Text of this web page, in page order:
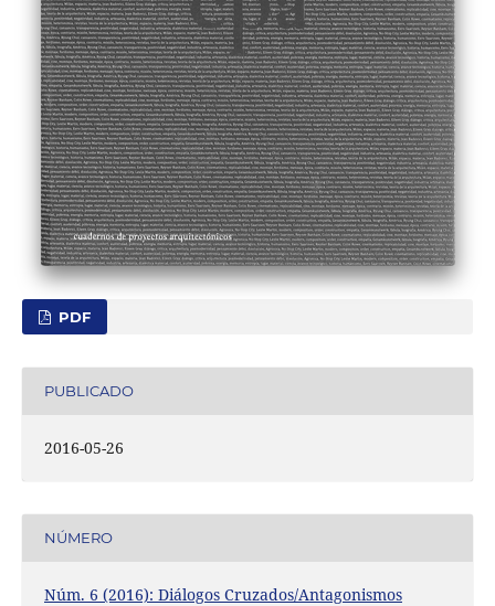
PDF
PUBLICADO
2016-05-26
NÚMERO
Núm. 6 (2016): Diálogos Cruzados/Antagonismos